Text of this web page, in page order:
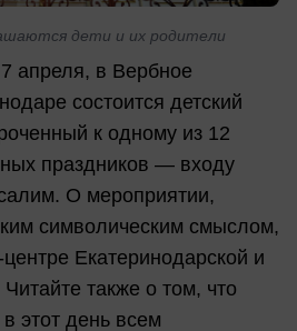
дети и их родители
апреля, в Вербное
состоится детский
к одному из 12
праздников — входу
О мероприятии,
символическим смыслом,
Екатеринодарской и
также о том, что
этот день всем